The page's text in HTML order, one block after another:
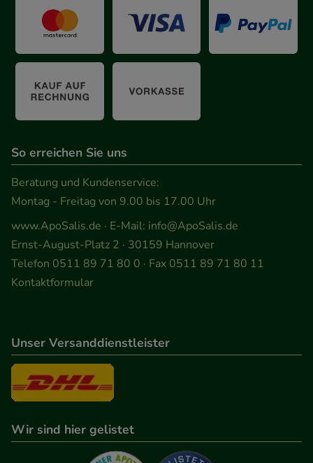
So erreichen Sie uns
Beratung und Kundenservice:
Montag - Freitag von 9.00 bis 17.00 Uhr
www.ApoSalis.de · E-Mail: info@ApoSalis.de
Ernst-August-Platz 2 · 30159 Hannover
Telefon 0511 89 71 80 0 · Fax 0511 89 71 80 11
Kontaktformular
Unser Versanddienstleister
Wir sind hier gelistet